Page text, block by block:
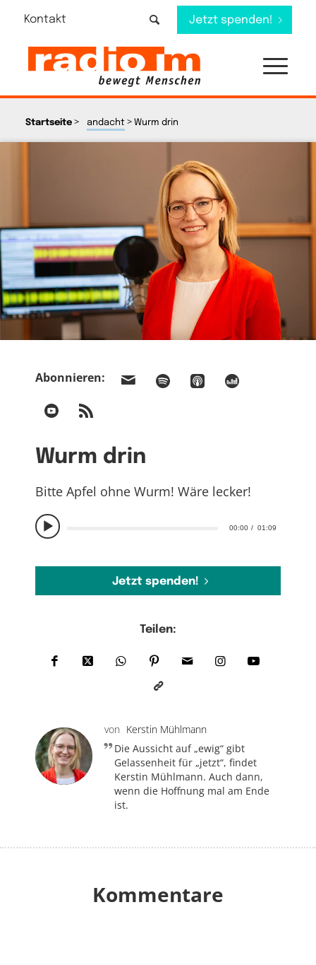
Kontakt Jetzt spenden!
Startseite> andacht> Wurm drin
Abonnieren:
Wurm drin
00:00 01:09
Bitte Apfel ohne Wurm! Wäre lecker!
Jetzt spenden!
Teilen:
von Kerstin Mühlmann
Die Aussicht auf „ewig“ gibt
Gelassenheit für „jetzt“, findet
Kerstin Mühlmann. Auch dann,
wenn die Hoffnung mal am Ende
ist.
Kommentare